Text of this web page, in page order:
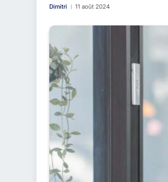
Dimitri 11 août 2024